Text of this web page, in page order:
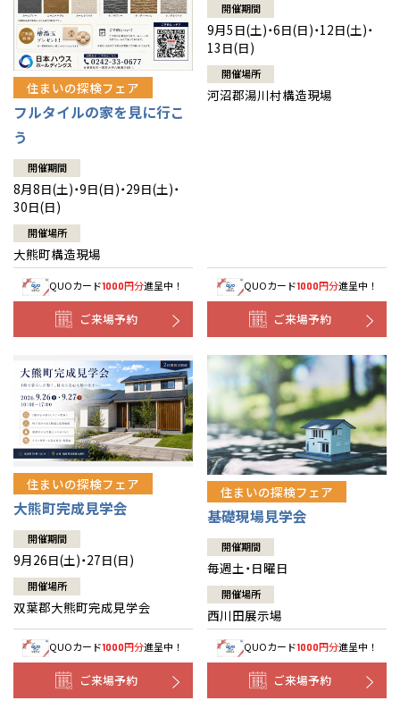
住まいの探検フェア
フルタイルの家を見に行こ
う
開催期間
8月8日(土)・9日(日)・29日(土)・
30日(日)
開催場所
大熊町構造現場
QUOカード1000円分進呈中！
ご来場予約
開催期間
9月5日(土)・6日(日)・12日(土)・
13日(日)
開催場所
河沼郡湯川村構造現場
QUOカード1000円分進呈中！
ご来場予約
住まいの探検フェア
大熊町完成見学会
開催期間
9月26日(土)・27日(日)
開催場所
双葉郡大熊町完成見学会
QUOカード1000円分進呈中！
ご来場予約
住まいの探検フェア
基礎現場見学会
開催期間
毎週土・日曜日
開催場所
西川田展示場
QUOカード1000円分進呈中！
ご来場予約